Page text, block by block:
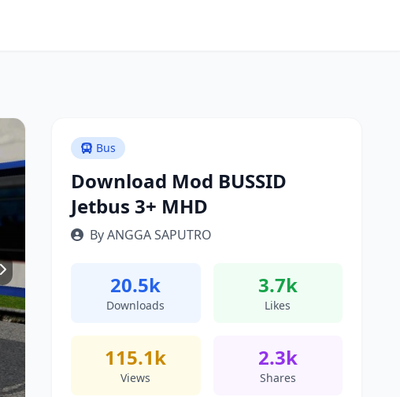
Bus
Download Mod BUSSID
Jetbus 3+ MHD
By ANGGA SAPUTRO
20.5k
Downloads
3.7k
Likes
115.1k
Views
2.3k
Shares